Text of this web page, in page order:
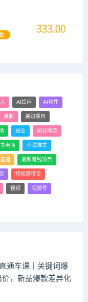
AI绘画 AI软件
兼职 兼职项目
副业 副业项目
电商 小说推文
播 最新赚钱项目
短视频带货
视频 视频号
通车课｜关键词爆
，新品爆款差异化